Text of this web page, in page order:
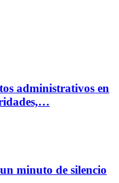
administrativos en
minuto de silencio